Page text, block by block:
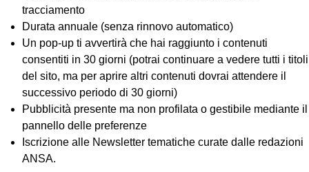
tracciamento
Durata annuale (senza rinnovo automatico)
Un pop-up ti avvertirà che hai raggiunto i contenuti
consentiti in 30 giorni (potrai continuare a vedere tutti i titoli
del sito, ma per aprire altri contenuti dovrai attendere il
successivo periodo di 30 giorni)
Pubblicità presente ma non profilata o gestibile mediante il
pannello delle preferenze
Iscrizione alle Newsletter tematiche curate dalle redazioni
ANSA.